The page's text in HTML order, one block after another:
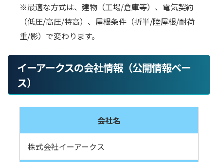
※最適な方式は、建物（工場/倉庫等）、電気契約
（低圧/高圧/特高）、屋根条件（折半/陸屋根/耐荷
重/影）で変わります。
イーアークスの会社情報（公開情報ベー
ス）
会社名
株式会社イーアークス